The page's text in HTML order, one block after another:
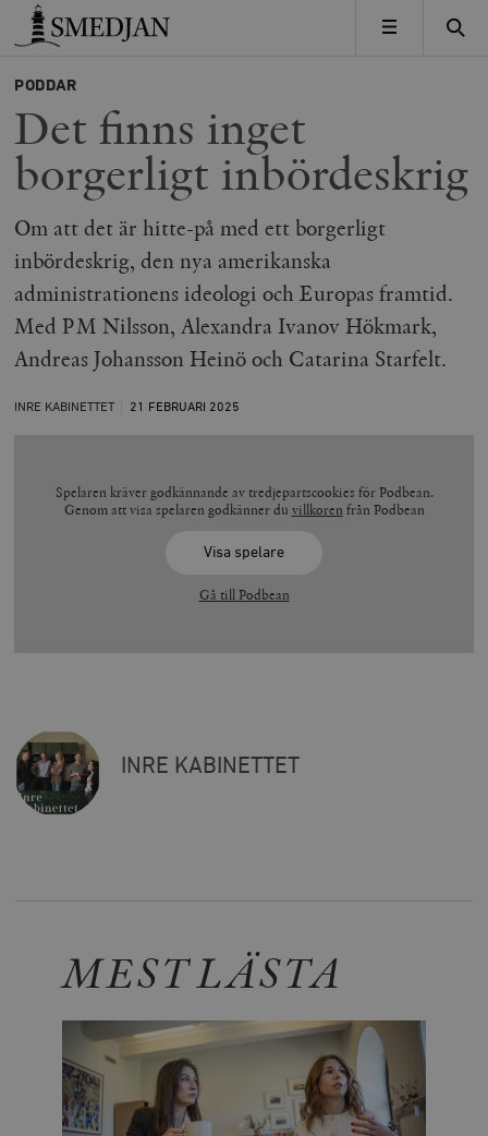
Timbro
MENY
PODDAR
Det finns inget
borgerligt inbördeskrig
Om att det är hitte-på med ett borgerligt
inbördeskrig, den nya amerikanska
administrationens ideologi och Europas framtid.
Med PM Nilsson, Alexandra Ivanov Hökmark,
Andreas Johansson Heinö och Catarina Starfelt.
INRE KABINETTET 21 FEBRUARI 2025
Spelaren kräver godkännande av tredjepartscookies för Podbean.
Genom att visa spelaren godkänner du villkoren från Podbean
Visa spelare
Gå till Podbean
INRE KABINETTET
MEST LÄSTA